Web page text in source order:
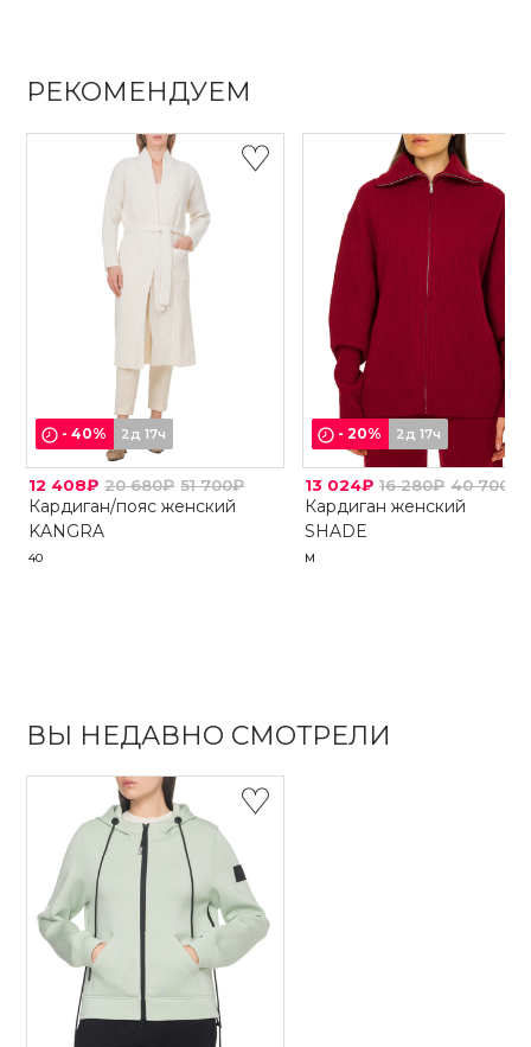
РЕКОМЕНДУЕМ
-40% 2д 17ч
12 408₽ 20 680₽ 51 700₽
Кардиган/пояс женский
KANGRA
40
-20% 2д 17ч
13 024₽ 16 280₽ 40 700₽
Кардиган женский
SHADE
M
ВЫ НЕДАВНО СМОТРЕЛИ